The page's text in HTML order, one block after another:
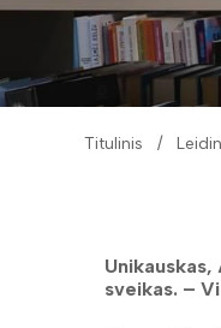
Titulinis
sveikas. –